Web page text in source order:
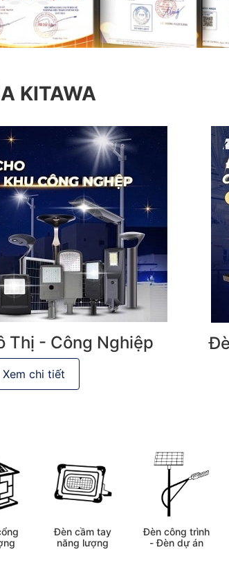
KITAWA
Thị - Công Nghiệp
Xem chi tiết
Đèn cầm tay
năng lượng
Đèn công trình
- Đèn dự án